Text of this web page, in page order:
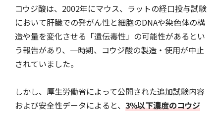
コウジ酸は、2002年にマウス、ラットの経口投与試験
において肝臓での発がん性と細胞のDNAや染色体の構
造や量を変化させる「遺伝毒性」の可能性があるとい
う報告があり、一時期、コウジ酸の製造・使用が中止
されていました。
しかし、厚生労働省によって公開された追加試験内容
および安全性データによると、 3%以下濃度のコウジ